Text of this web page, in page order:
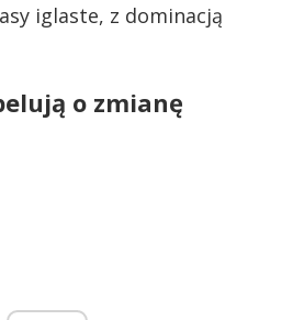
iglaste, z dominacją
o zmianę